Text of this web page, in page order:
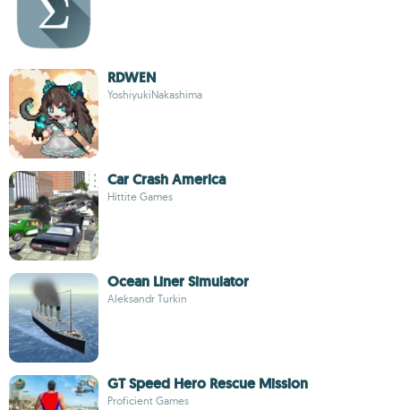
RDWEN
YoshiyukiNakashima
Car Crash America
Hittite Games
Ocean Liner Simulator
Aleksandr Turkin
GT Speed Hero Rescue Mission
Proficient Games